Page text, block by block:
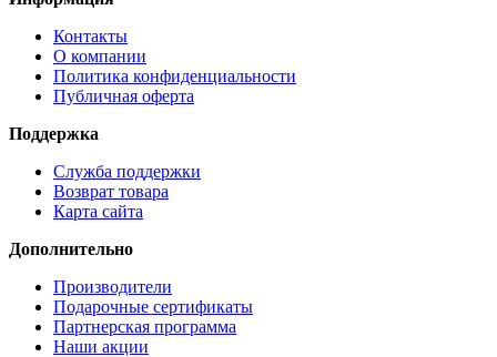
Контакты
О компании
Политика конфиденциальности
Публичная оферта
Поддержка
Служба поддержки
Возврат товара
Карта сайта
Дополнительно
Производители
Подарочные сертификаты
Партнерская программа
Наши акции